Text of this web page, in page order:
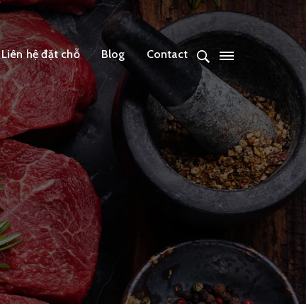
Liên hệ đặt chỗ Blog Contact